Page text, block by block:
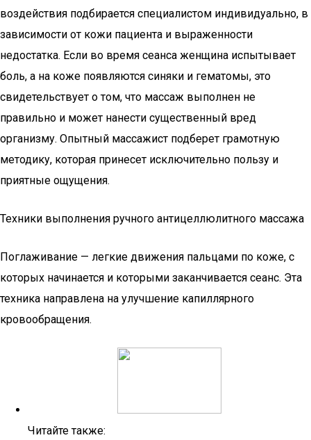
воздействия подбирается специалистом индивидуально, в
зависимости от кожи пациента и выраженности
недостатка. Если во время сеанса женщина испытывает
боль, а на коже появляются синяки и гематомы, это
свидетельствует о том, что массаж выполнен не
правильно и может нанести существенный вред
организму. Опытный массажист подберет грамотную
методику, которая принесет исключительно пользу и
приятные ощущения.
Техники выполнения ручного антицеллюлитного массажа
Поглаживание — легкие движения пальцами по коже, с
которых начинается и которыми заканчивается сеанс. Эта
техника направлена на улучшение капиллярного
кровообращения.
Читайте также: